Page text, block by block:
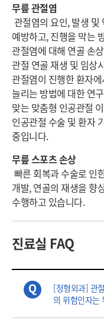
무릎 관절염
관절염의 요인, 발생 및
예방하고, 진행을 막는
관절염에 대해 연골 손
관절 연골 재생 및 임상
관절염이 진행한 환자
늘리는 방법에 대한 연
맞는 맞춤형 인공관절
인공관절 수술 및 환자
중입니다.
무릎 스포츠 손상
빠른 회복과 수술로 인
개발, 연골의 재생을 향
수행하고 있습니다.
진료실 FAQ
[정형외과] 관
의 위험인자는